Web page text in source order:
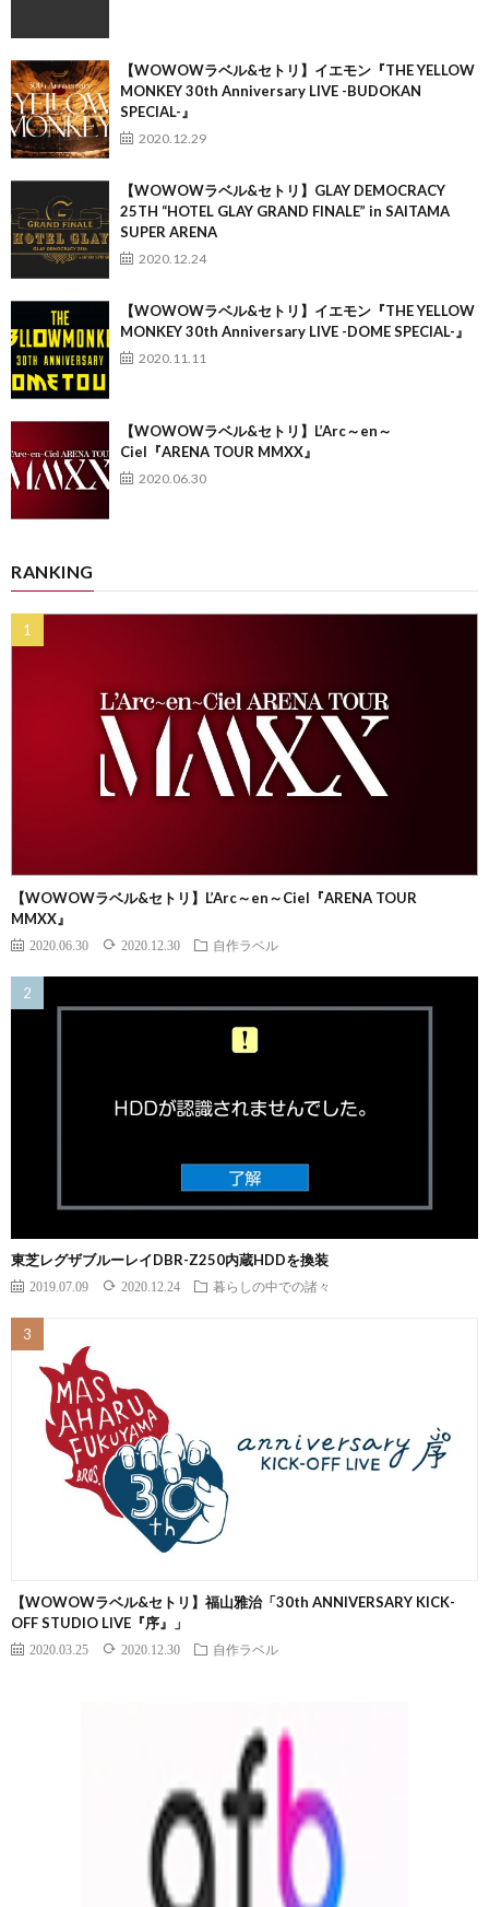
【WOWOWラベル&セトリ】イエモン『THE YELLOW
MONKEY 30th Anniversary LIVE -BUDOKAN
SPECIAL-』
2020.12.29
【WOWOWラベル&セトリ】GLAY DEMOCRACY
25TH “HOTEL GLAY GRAND FINALE” in SAITAMA
SUPER ARENA
2020.12.24
【WOWOWラベル&セトリ】イエモン『THE YELLOW
MONKEY 30th Anniversary LIVE -DOME SPECIAL-』
2020.11.11
【WOWOWラベル&セトリ】L’Arc～en～
Ciel『ARENA TOUR MMXX』
2020.06.30
RANKING
【WOWOWラベル&セトリ】L’Arc～en～Ciel『ARENA TOUR
MMXX』
2020.06.30 2020.12.30 自作ラベル
東芝レグザブルーレイDBR-Z250内蔵HDDを換装
2019.07.09 2020.12.24 暮らしの中での諸々
【WOWOWラベル&セトリ】福山雅治「30th ANNIVERSARY KICK-
OFF STUDIO LIVE『序』」
2020.03.25 2020.12.30 自作ラベル